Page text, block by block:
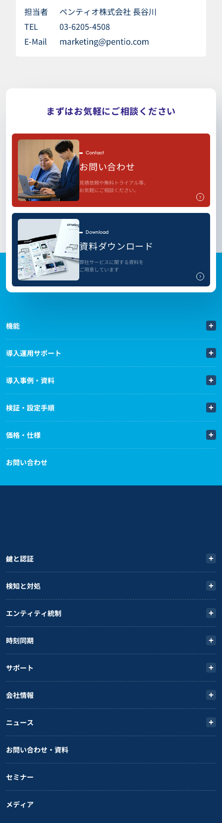
担当者
ペンティオ株式会社 長谷川
TEL
03-6205-4508
E-Mail
まずはお気軽にご相談ください
Contact
お問い合わせ
見積依頼や無料トライアル等、
お気軽にご相談ください。
Download
資料ダウンロード
弊社サービスに関する資料を
ご用意しています
機能
導入運用サポート
導入事例・資料
検証・設定手順
価格・仕様
お問い合わせ
鍵と認証
検知と対処
エンティティ統制
時刻同期
サポート
会社情報
ニュース
お問い合わせ・資料
セミナー
メディア